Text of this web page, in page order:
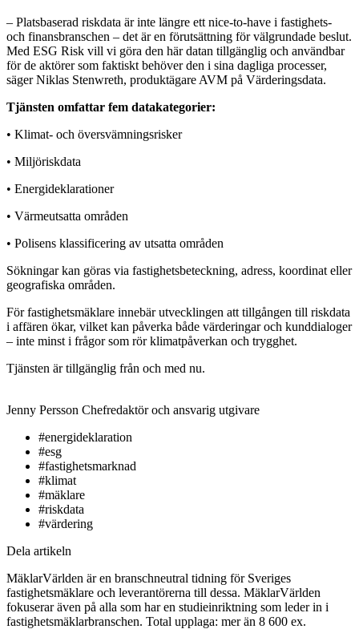
– Platsbaserad riskdata är inte längre ett nice-to-have i fastighets-
och finansbranschen – det är en förutsättning för välgrundade beslut.
Med ESG Risk vill vi göra den här datan tillgänglig och användbar
för de aktörer som faktiskt behöver den i sina dagliga processer,
säger Niklas Stenwreth, produktägare AVM på Värderingsdata.
Tjänsten omfattar fem datakategorier:
• Klimat- och översvämningsrisker
• Miljöriskdata
• Energideklarationer
• Värmeutsatta områden
• Polisens klassificering av utsatta områden
Sökningar kan göras via fastighetsbeteckning, adress, koordinat eller
geografiska områden.
För fastighetsmäklare innebär utvecklingen att tillgången till riskdata
i affären ökar, vilket kan påverka både värderingar och kunddialoger
– inte minst i frågor som rör klimatpåverkan och trygghet.
Tjänsten är tillgänglig från och med nu.
Jenny Persson Chefredaktör och ansvarig utgivare
#energideklaration
#esg
#fastighetsmarknad
#klimat
#mäklare
#riskdata
#värdering
Dela artikeln
MäklarVärlden är en branschneutral tidning för Sveriges
fastighetsmäklare och leverantörerna till dessa. MäklarVärlden
fokuserar även på alla som har en studieinriktning som leder in i
fastighetsmäklarbranschen. Total upplaga: mer än 8 600 ex.